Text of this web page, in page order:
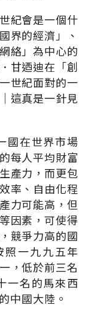
紀會是一個什
界的經濟」、
絡」為中心的
甘迺迪在「創
世紀面對的一
這真是一針見
國在世界市場
每人平均財富
產力，而更包
率、自由化程
力可能高，但
因素，可使得
競爭力高的國
一九九五年
，低於前三名
一名的馬來西
中國大陸。